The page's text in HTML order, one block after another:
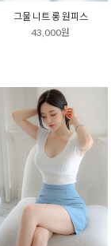
그물 니트 롱 원피스
43,000원